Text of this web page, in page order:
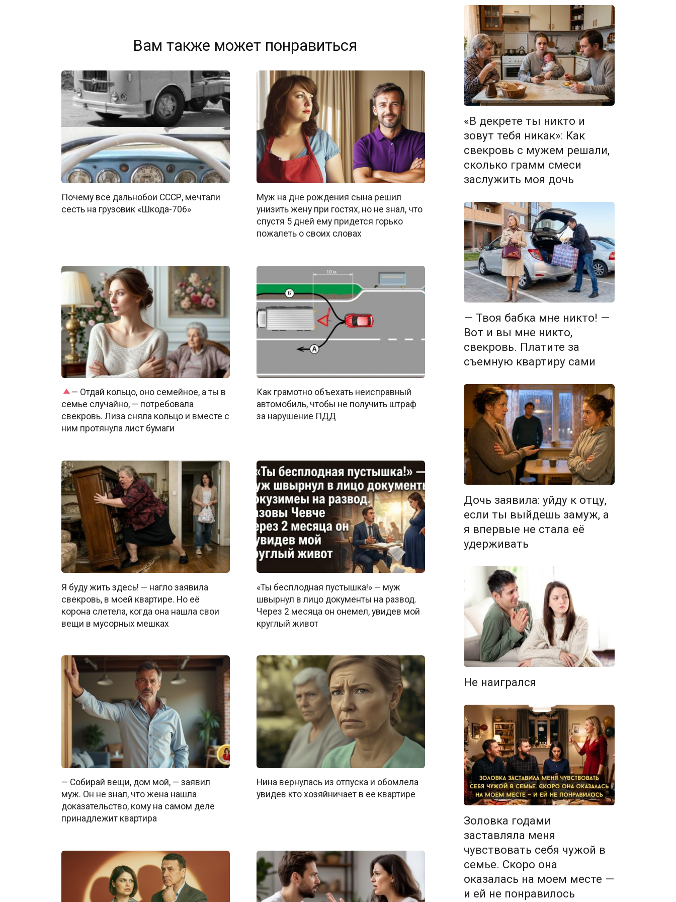
Вам также может понравиться
Почему все дальнобои СССР, мечтали
сесть на грузовик «Шкода-706»
Муж на дне рождения сына решил
унизить жену при гостях, но не знал, что
спустя 5 дней ему придется горько
пожалеть о своих словах
— Отдай кольцо, оно семейное, а ты в
семье случайно, — потребовала
свекровь. Лиза сняла кольцо и вместе с
ним протянула лист бумаги
Как грамотно объехать неисправный
автомобиль, чтобы не получить штраф
за нарушение ПДД
Я буду жить здесь! — нагло заявила
свекровь, в моей квартире. Но её
корона слетела, когда она нашла свои
вещи в мусорных мешках
«Ты бесплодная пустышка!» — муж
швырнул в лицо документы на развод.
Через 2 месяца он онемел, увидев мой
круглый живот
— Собирай вещи, дом мой, — заявил
муж. Он не знал, что жена нашла
доказательство, кому на самом деле
принадлежит квартира
Нина вернулась из отпуска и обомлела
увидев кто хозяйничает в ее квартире
«В декрете ты никто и
зовут тебя никак»: Как
свекровь с мужем решали,
сколько грамм смеси
заслужить моя дочь
— Твоя бабка мне никто! —
Вот и вы мне никто,
свекровь. Платите за
съемную квартиру сами
Дочь заявила: уйду к отцу,
если ты выйдешь замуж, а
я впервые не стала её
удерживать
Не наигрался
Золовка годами
заставляла меня
чувствовать себя чужой в
семье. Скоро она
оказалась на моем месте —
и ей не понравилось